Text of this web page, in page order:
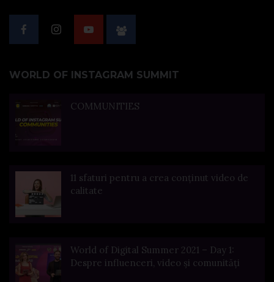
WORLD OF INSTAGRAM SUMMIT
COMMUNITIES
11 sfaturi pentru a crea conținut video de
calitate
World of Digital Summer 2021 – Day 1:
Despre influenceri, video și comunități